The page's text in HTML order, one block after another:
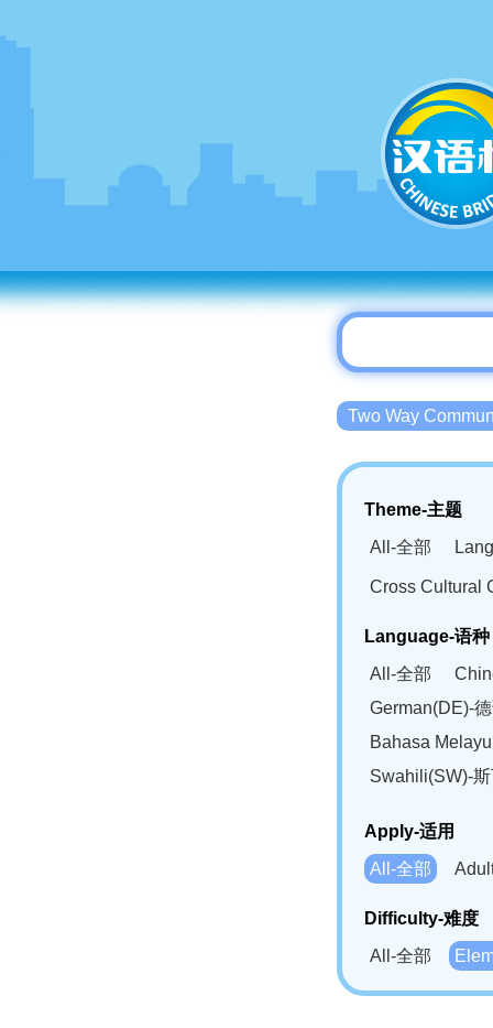
Two Way
Theme-主题
All-全部
Cross Cultural
Language-语种
All-全部
German(DE)-
Bahasa
Swahili(SW)-
Apply-适用
All-全部
Difficulty-难度
All-全部